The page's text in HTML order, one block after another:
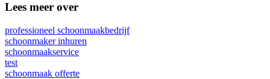
Lees meer over
professioneel schoonmaakbedrijf
schoonmaker inhuren
schoonmaakservice
test
schoonmaak offerte